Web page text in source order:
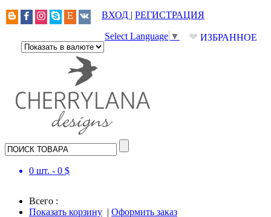
ВХОД | РЕГИСТРАЦИЯ
❤ ИЗБРАННОЕ
Select Language ▼
0 шт. - 0 $
Всего :
Показать корзину | Оформить заказ